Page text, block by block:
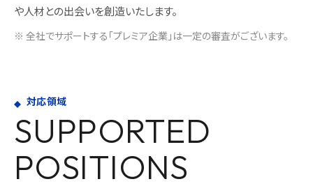
や人材との出会いを創造いたします。
※ 全社でサポートする「プレミア企業」は一定の審査がございます。
対応領域
SUPPORTED
POSITIONS